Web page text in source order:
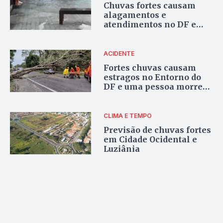
Chuvas fortes causam
alagamentos e
atendimentos no DF e
ACIDENTE
Fortes chuvas causam
estragos no Entorno do
DF e uma pessoa morre
CLIMA E TEMPO
Previsão de chuvas fortes
em Cidade Ocidental e
Luziânia